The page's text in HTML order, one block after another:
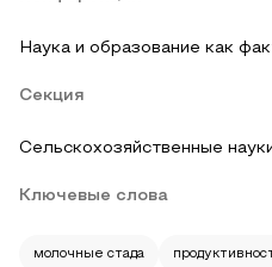
Наука и образование как
Секция
Сельскохозяйственные
Ключевые слова
молочные стада